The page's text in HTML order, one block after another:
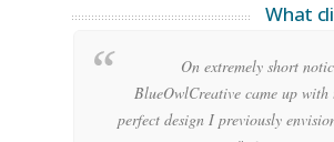
What
"On extremely short
BlueOwlCreative came up with
perfect design I previously